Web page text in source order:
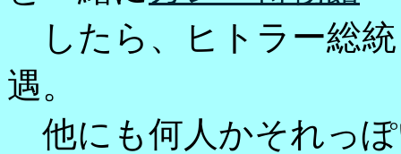
したら、ヒトラー総
遇。
他にも何人かそれっ